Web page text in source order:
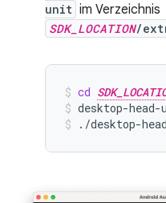
unit im Verzeichnis
SDK_LOCATION/
cd
desktop-
./desktop-